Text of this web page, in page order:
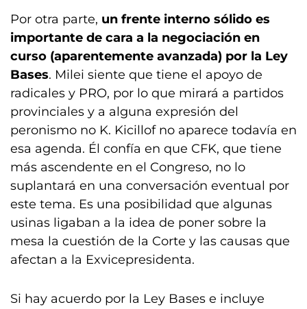
Por otra parte, un frente interno sólido es
importante de cara a la negociación en
curso (aparentemente avanzada) por la Ley
Bases. Milei siente que tiene el apoyo de
radicales y PRO, por lo que mirará a partidos
provinciales y a alguna expresión del
peronismo no K. Kicillof no aparece todavía en
esa agenda. Él confía en que CFK, que tiene
más ascendente en el Congreso, no lo
suplantará en una conversación eventual por
este tema. Es una posibilidad que algunas
usinas ligaban a la idea de poner sobre la
mesa la cuestión de la Corte y las causas que
afectan a la Exvicepresidenta.
Si hay acuerdo por la Ley Bases e incluye